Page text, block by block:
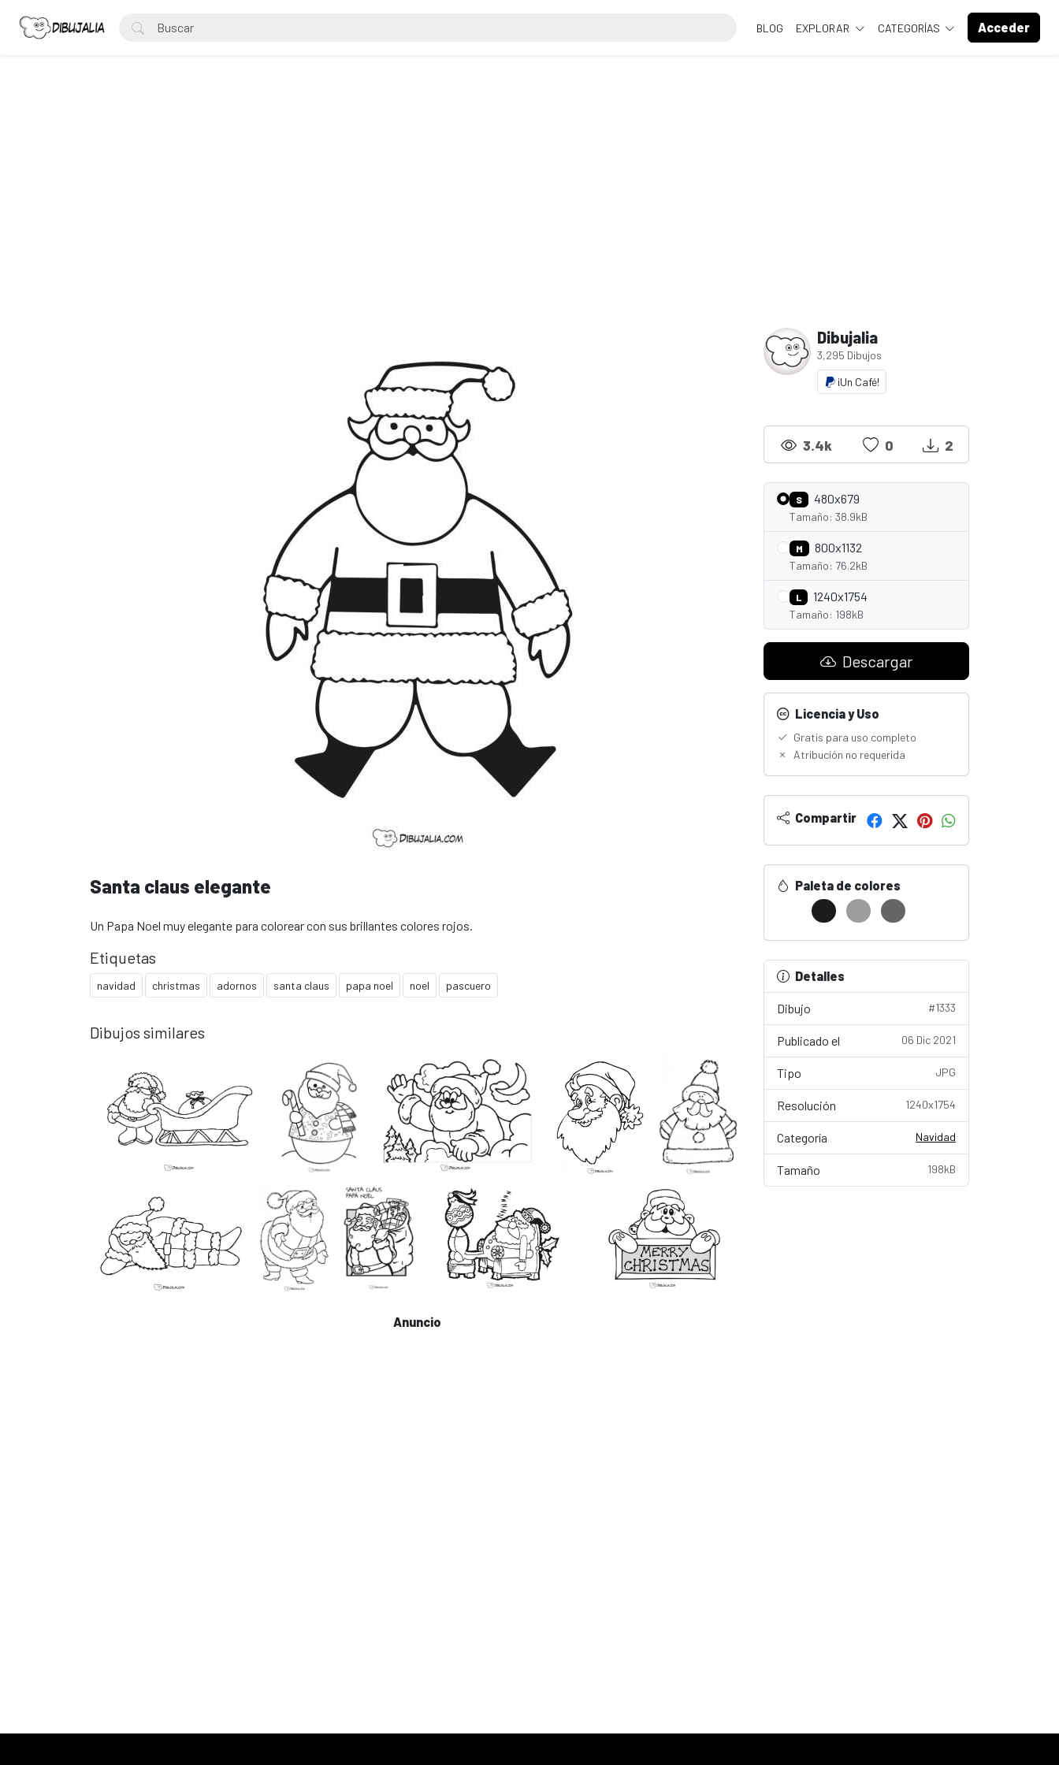
BLOG EXPLORAR CATEGORÍAS Acceder
Santa claus elegante
Un Papa Noel muy elegante para colorear con sus brillantes colores rojos.
Etiquetas
navidad christmas adornos santa claus papa noel noel pascuero
Dibujos similares
Anuncio
Dibujalia
3,295 Dibujos
¡Un Café!
3.4k 0 2
S 480x679
Tamaño: 38.9kB
M 800x1132
Tamaño: 76.2kB
L 1240x1754
Tamaño: 198kB
Descargar
Licencia y Uso
Gratis para uso completo
Atribución no requerida
Compartir
Paleta de colores
Detalles
Dibujo #1333
Publicado el 06 Dic 2021
Tipo JPG
Resolución 1240x1754
Categoría Navidad
Tamaño 198kB